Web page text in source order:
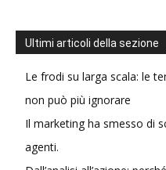
Ultimi articoli della sezione
Le frodi su larga scala: le
non può più ignorare
Il marketing ha smesso di
agenti.